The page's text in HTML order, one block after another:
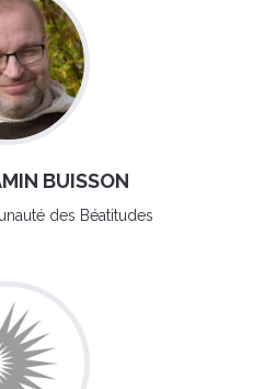
BUISSON
des Béatitudes